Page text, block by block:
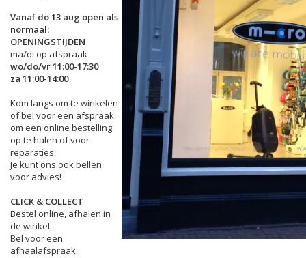
Vanaf do 13 aug open als
normaal:
OPENINGSTIJDEN
ma/di op afspraak
wo/do/vr 11:00-17:30
za 11:00-14:00
Kom langs om te winkelen
of bel voor een afspraak
om een online bestelling
op te halen of voor
reparaties.
Je kunt ons ook bellen
voor advies!
CLICK & COLLECT
Bestel online, afhalen in
de winkel.
Bel voor een
afhaalafspraak.